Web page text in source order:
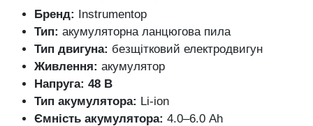
Бренд: Instrumentop
Тип: акумуляторна ланцюгова пила
Тип двигуна: безщітковий електродвигун
Живлення: акумулятор
Напруга: 48 В
Тип акумулятора: Li-ion
Ємність акумулятора: 4.0–6.0 Ah